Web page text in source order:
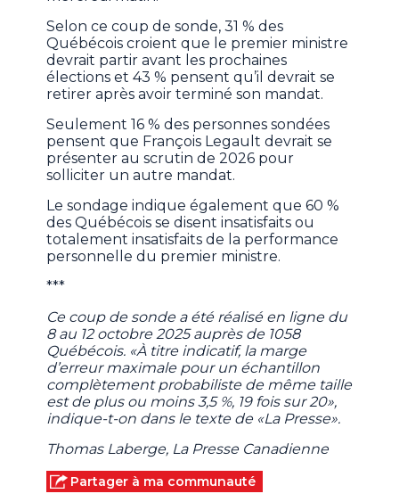
Selon ce coup de sonde, 31 % des
Québécois croient que le premier ministre
devrait partir avant les prochaines
élections et 43 % pensent qu’il devrait se
retirer après avoir terminé son mandat.
Seulement 16 % des personnes sondées
pensent que François Legault devrait se
présenter au scrutin de 2026 pour
solliciter un autre mandat.
Le sondage indique également que 60 %
des Québécois se disent insatisfaits ou
totalement insatisfaits de la performance
personnelle du premier ministre.
***
Ce coup de sonde a été réalisé en ligne du
8 au 12 octobre 2025 auprès de 1058
Québécois. «À titre indicatif, la marge
d’erreur maximale pour un échantillon
complètement probabiliste de même taille
est de plus ou moins 3,5 %, 19 fois sur 20»,
indique-t-on dans le texte de «La Presse».
Thomas Laberge, La Presse Canadienne
Partager à ma communauté